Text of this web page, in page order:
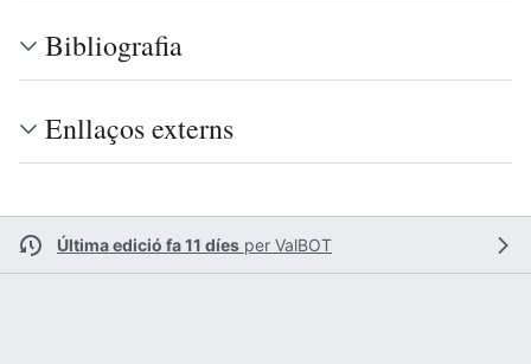
Bibliografia
Enllaços externs
Última edició fa 11 díes per ValBOT